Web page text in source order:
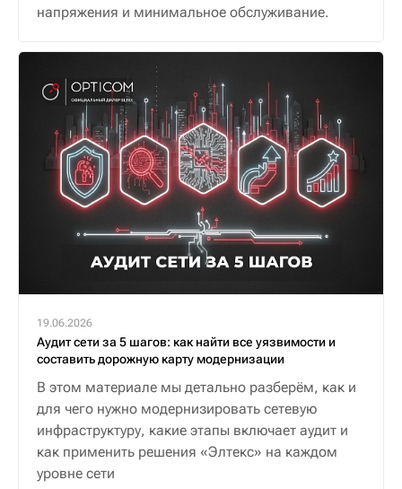
напряжения и минимальное обслуживание.
19.06.2026
Аудит сети за 5 шагов: как найти все уязвимости и
составить дорожную карту модернизации
В этом материале мы детально разберём, как и
для чего нужно модернизировать сетевую
инфраструктуру, какие этапы включает аудит и
как применить решения «Элтекс» на каждом
уровне сети